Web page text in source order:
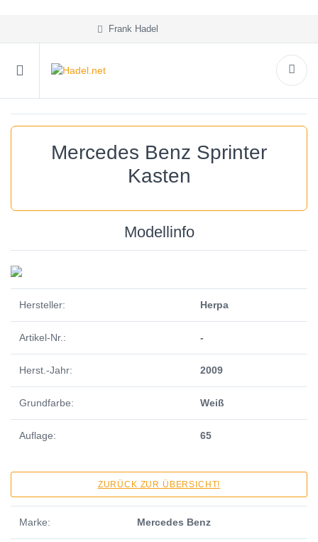
Frank Hadel
Mercedes Benz Sprinter
Kasten
Modellinfo
Hersteller: Herpa
Artikel-Nr.: -
Herst.-Jahr: 2009
Grundfarbe: Weiß
Auflage: 65
ZURÜCK ZUR ÜBERSICHT!
Marke: Mercedes Benz